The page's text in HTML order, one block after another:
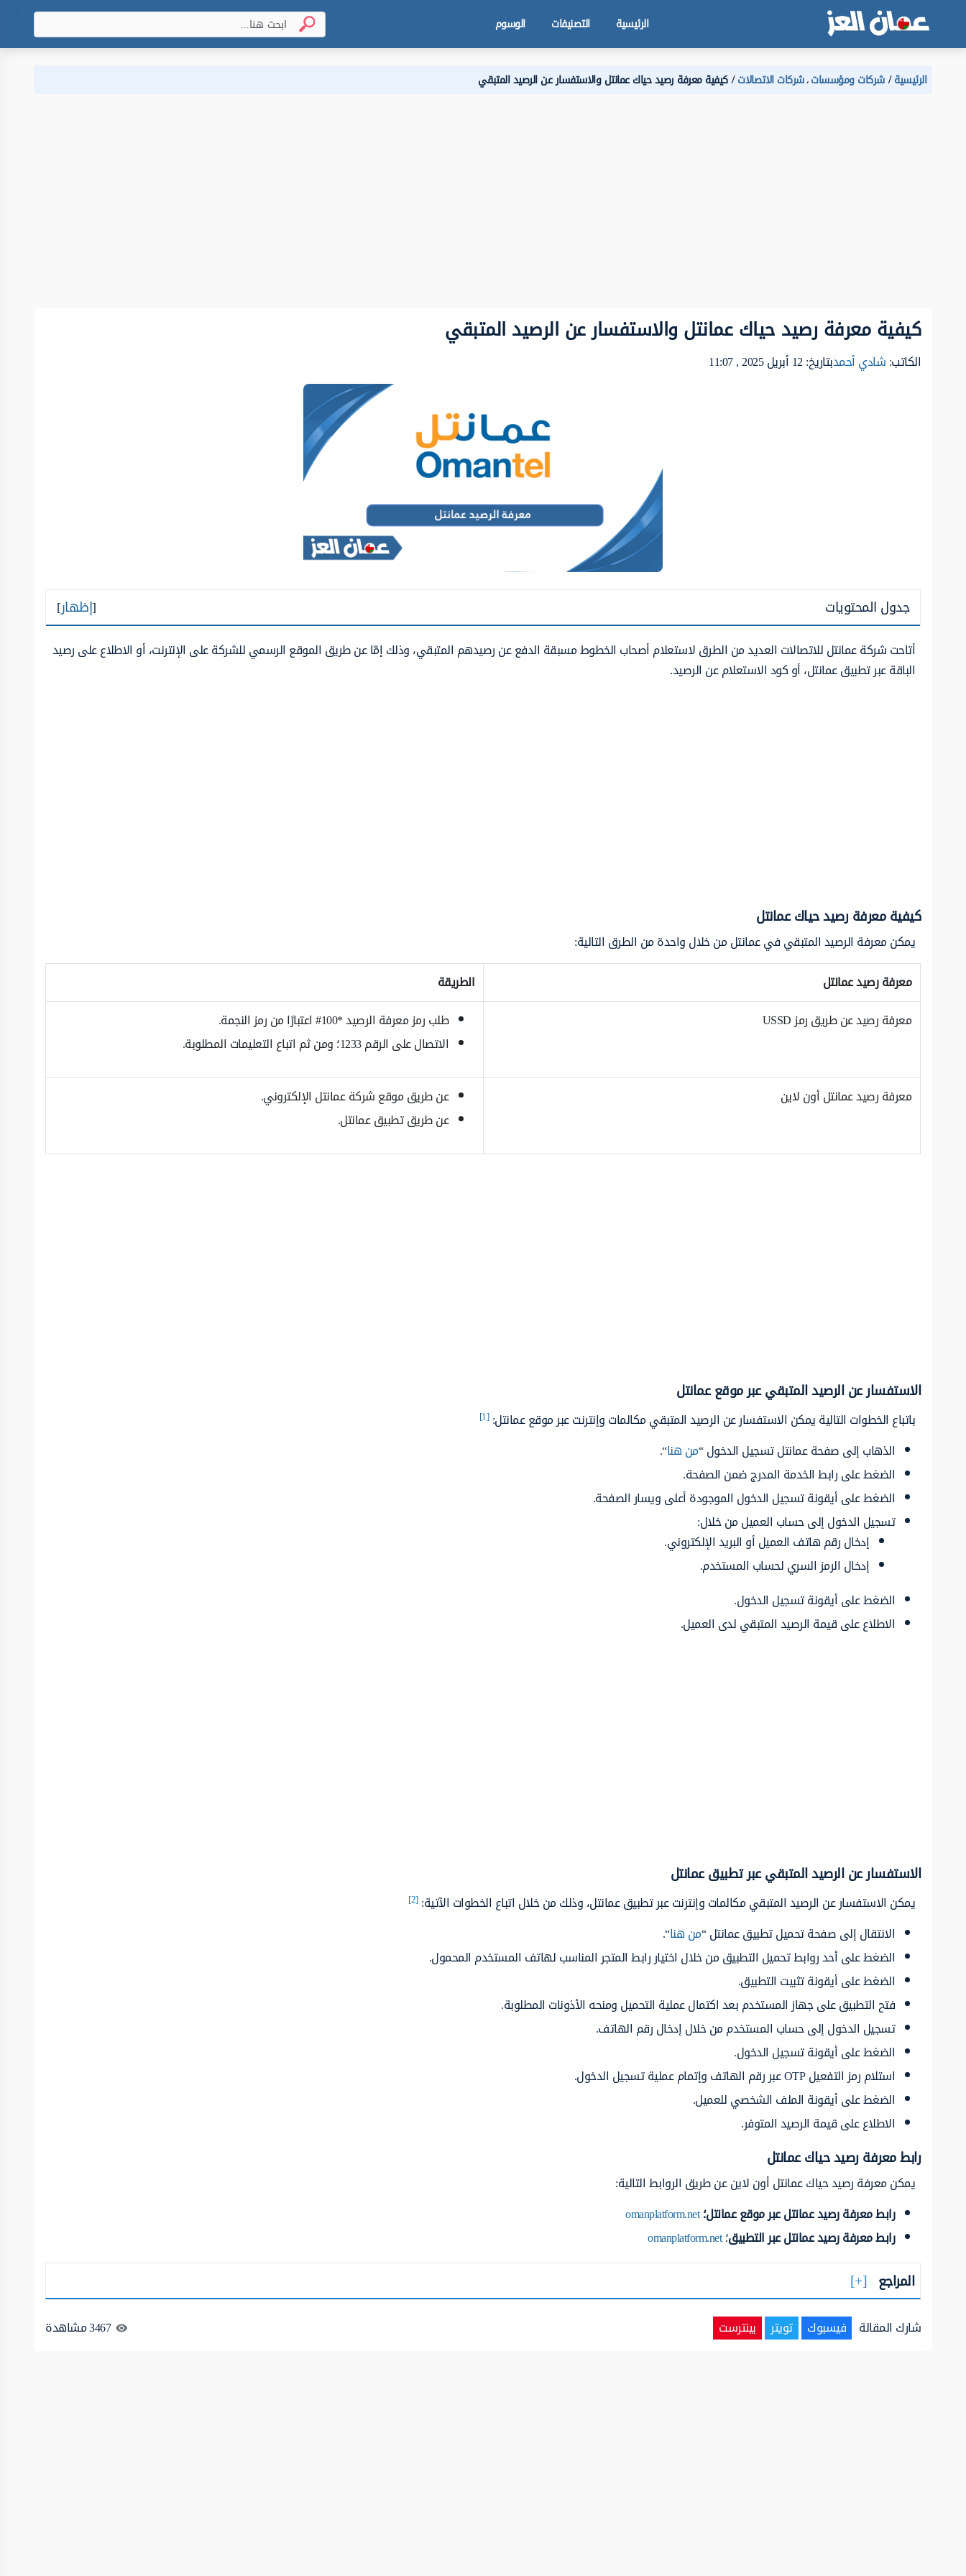
الرئيسية التصنيفات الوسوم
الرئيسية شركات ومؤسسات،شركات الاتصالات كيفية معرفة رصيد حياك عمانتل والاستفسار عن الرصيد المتبقي
كيفية معرفة رصيد حياك عمانتل والاستفسار عن الرصيد المتبقي
الكاتب:شادي أحمدبتاريخ: 12 أبريل 2025 , 11:07
جدول المحتويات [إظهار]
أتاحت شركة عمانتل للاتصالات العديد من الطرق لاستعلام أصحاب الخطوط مسبقة الدفع عن رصيدهم المتبقي، وذلك إمّا عن طريق الموقع الرسمي للشركة على الإنترنت، أو الاطلاع على رصيد
الباقة عبر تطبيق عمانتل، أو كود الاستعلام عن الرصيد.
كيفية معرفة رصيد حياك عمانتل
يمكن معرفة الرصيد المتبقي في عمانتل من خلال واحدة من الطرق التالية:
معرفة رصيد عمانتل
الطريقة
معرفة رصيد عن طريق رمز USSD
طلب رمز معرفة الرصيد *100# اعتبارًا من رمز النجمة.
الاتصال على الرقم 1233؛ ومن ثم اتباع التعليمات المطلوبة.
معرفة رصيد عمانتل أون لاين
عن طريق موقع شركة عمانتل الإلكتروني.
عن طريق تطبيق عمانتل.
الاستفسار عن الرصيد المتبقي عبر موقع عمانتل
باتباع الخطوات التالية يمكن الاستفسار عن الرصيد المتبقي مكالمات وإنترنت عبر موقع عمانتل:[1]
الذهاب إلى صفحة عمانتل تسجيل الدخول “من هنا“.
الضغط على رابط الخدمة المدرج ضمن الصفحة.
الضغط على أيقونة تسجيل الدخول الموجودة أعلى ويسار الصفحة.
تسجيل الدخول إلى حساب العميل من خلال:
إدخال رقم هاتف العميل أو البريد الإلكتروني.
إدخال الرمز السري لحساب المستخدم.
الضغط على أيقونة تسجيل الدخول.
الاطلاع على قيمة الرصيد المتبقي لدى العميل.
الاستفسار عن الرصيد المتبقي عبر تطبيق عمانتل
يمكن الاستفسار عن الرصيد المتبقي مكالمات وإنترنت عبر تطبيق عمانتل، وذلك من خلال اتباع الخطوات الآتية:[2]
الانتقال إلى صفحة تحميل تطبيق عمانتل “من هنا“.
الضغط على أحد روابط تحميل التطبيق من خلال اختيار رابط المتجر المناسب لهاتف المستخدم المحمول.
الضغط على أيقونة تثبيت التطبيق.
فتح التطبيق على جهاز المستخدم بعد اكتمال عملية التحميل ومنحه الأذونات المطلوبة.
تسجيل الدخول إلى حساب المستخدم من خلال إدخال رقم الهاتف.
الضغط على أيقونة تسجيل الدخول.
استلام رمز التفعيل OTP عبر رقم الهاتف وإتمام عملية تسجيل الدخول.
الضغط على أيقونة الملف الشخصي للعميل.
الاطلاع على قيمة الرصيد المتوفر.
رابط معرفة رصيد حياك عمانتل
يمكن معرفة رصيد حياك عمانتل أون لاين عن طريق الروابط التالية:
رابط معرفة رصيد عمانتل عبر موقع عمانتل؛omanplatform.net
رابط معرفة رصيد عمانتل عبر التطبيق؛omanplatform.net
المراجع
شارك المقالة فيسبوك تويتر بينترست 3467مشاهدة